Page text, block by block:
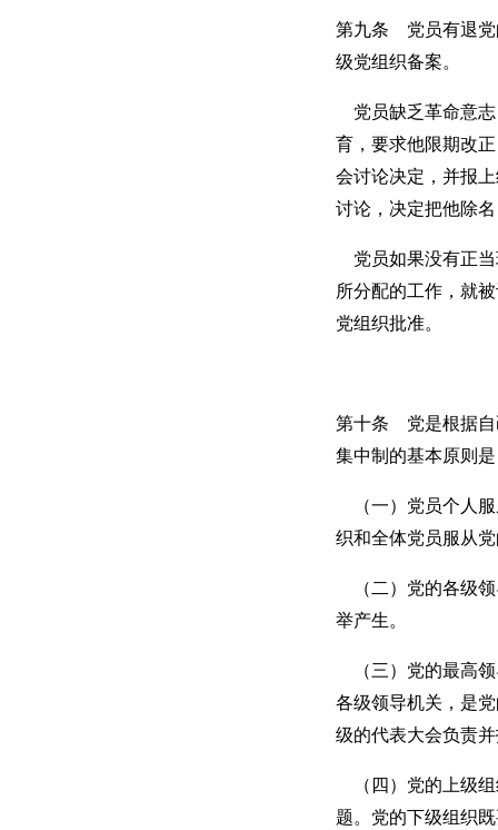
第九条 党员有退党
级党组织备案。
党员缺乏革命意志
育，要求他限期改
会讨论决定，并报
讨论，决定把他除
党员如果没有正当
所分配的工作，就
党组织批准。
第十条 党是根据自
集中制的基本原则
（一）党员个人服
织和全体党员服从
（二）党的各级领
举产生。
（三）党的最高领
各级领导机关，是
级的代表大会负责
（四）党的上级组
题。党的下级组织